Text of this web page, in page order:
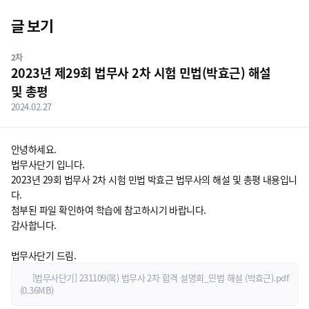
닫기
글 보기
2차
2023년 제29회 법무사 2차 시험 민법(박효근) 해설
및 총평
2024.02.27
안녕하세요.
법무사단기 입니다.
2023년 29회 법무사 2차 시험 민법 박효근 법무사의 해설 및 총평 내용입니
다.
첨부된 파일 확인하여 학습에 참고하시기 바랍니다.
감사합니다.
법무사단기 드림.
[법무사단기] 231109(목) 법무사 2차 합격 설명회_민법 해설 (박효근).pdf
(0.36MB)